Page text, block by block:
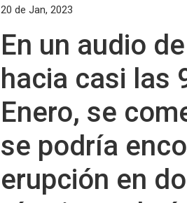
20 de Jan, 2023
En un audio
hacia casi las
Enero, se
se podría
erupción en